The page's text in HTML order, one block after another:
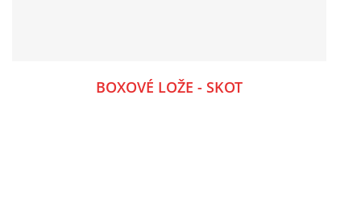
BOXOVÉ LOŽE - SKOT